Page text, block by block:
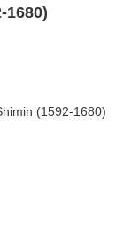
1680)